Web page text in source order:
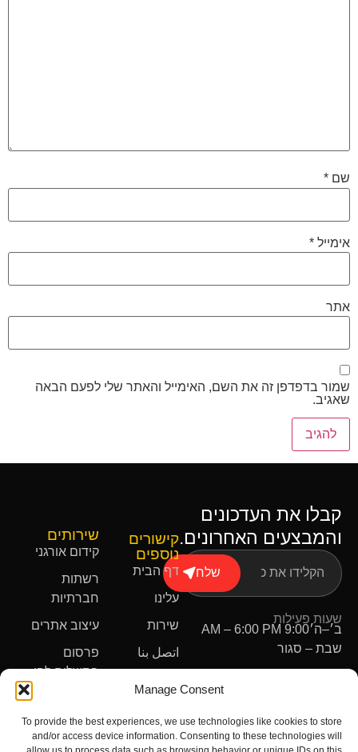
Manage Consent
To provide the best experiences, we use technologies like cookies to store
and/or access device information. Consenting to these technologies will
שם *
אימייל *
אתר
שמור בדפדפן זה את השם, האימייל והאתר שלי לפעם הבאה
שאגיב.
קבלו את העדכונים
והמבצעים האחרונים.
שלח
שעות פעילות
ב׳–ה׳9:00 AM – 6:00 PM
שבת – סגור
קישורים
נוספים
דף הבית
עלינו
שירות
اتصل بنا
שירותים
קידום אורגני
רשתות
חברתיות
עיצוב אתרים
פרסום
בתשלום לפי
עיצוב לוגו